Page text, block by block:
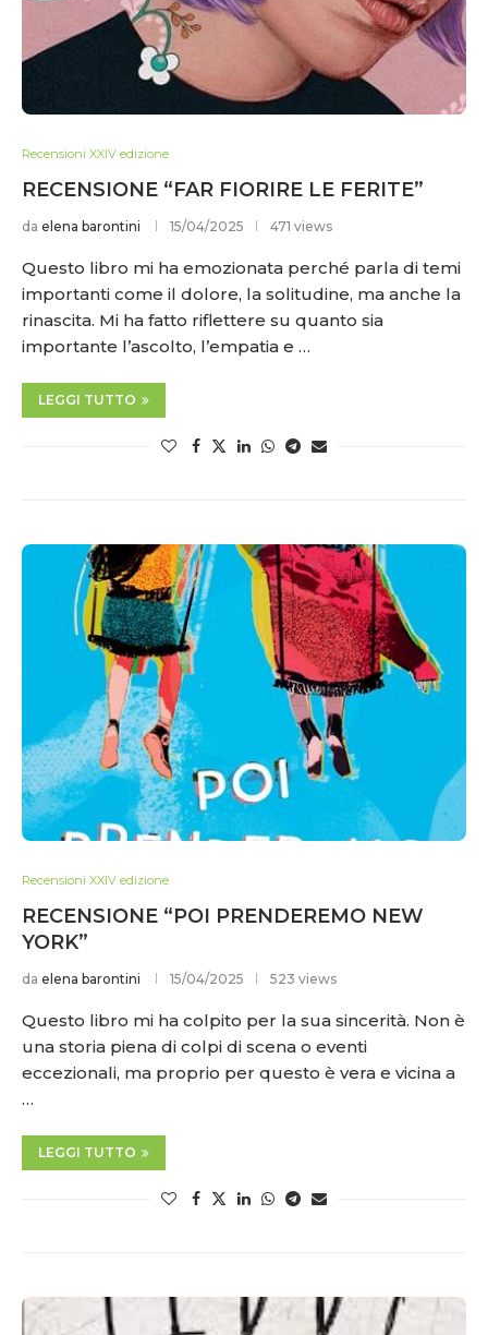
Recensioni XXIV edizione
RECENSIONE “FAR FIORIRE LE FERITE”
da elena barontini 15/04/2025 471 views
Questo libro mi ha emozionata perché parla di temi
importanti come il dolore, la solitudine, ma anche la
rinascita. Mi ha fatto riflettere su quanto sia
importante l’ascolto, l’empatia e …
LEGGI TUTTO
Recensioni XXIV edizione
RECENSIONE “POI PRENDEREMO NEW
YORK”
da elena barontini 15/04/2025 523 views
Questo libro mi ha colpito per la sua sincerità. Non è
una storia piena di colpi di scena o eventi
eccezionali, ma proprio per questo è vera e vicina a
…
LEGGI TUTTO